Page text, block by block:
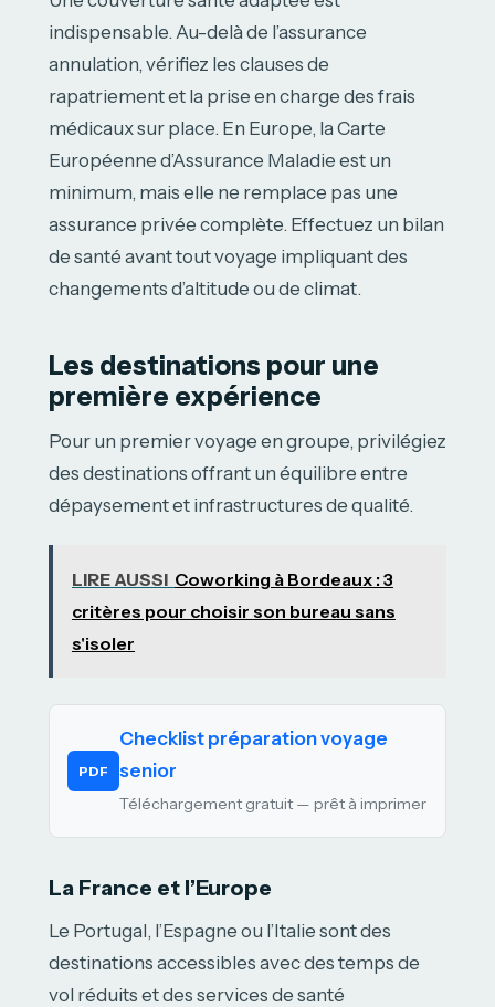
indispensable. Au-delà de l’assurance
annulation, vérifiez les clauses de
rapatriement et la prise en charge des frais
médicaux sur place. En Europe, la Carte
Européenne d’Assurance Maladie est un
minimum, mais elle ne remplace pas une
assurance privée complète. Effectuez un bilan
de santé avant tout voyage impliquant des
changements d’altitude ou de climat.
Les destinations pour une
première expérience
Pour un premier voyage en groupe, privilégiez
des destinations offrant un équilibre entre
dépaysement et infrastructures de qualité.
LIRE AUSSI Coworking à Bordeaux : 3
critères pour choisir son bureau sans
s'isoler
PDF
Checklist préparation voyage
senior
Téléchargement gratuit — prêt à imprimer
La France et l’Europe
Le Portugal, l’Espagne ou l’Italie sont des
destinations accessibles avec des temps de
vol réduits et des services de santé